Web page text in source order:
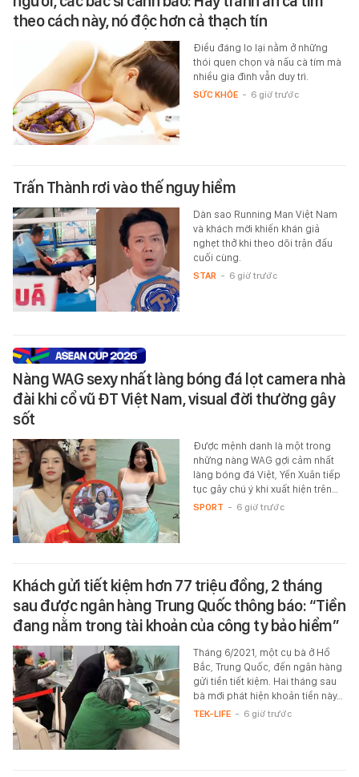
theo cách này, nó độc hơn cả thạch tín
Điều đáng lo lại nằm ở những
thói quen chọn và nấu cà tím mà
nhiều gia đình vẫn duy trì.
SỨC KHỎE - 6 giờ trước
Trấn Thành rơi vào thế nguy hiểm
Dàn sao Running Man Việt Nam
và khách mời khiến khán giả
nghẹt thở khi theo dõi trận đấu
cuối cùng.
STAR - 6 giờ trước
Nàng WAG sexy nhất làng bóng đá lọt camera nhà
đài khi cổ vũ ĐT Việt Nam, visual đời thường gây
sốt
Được mệnh danh là một trong
những nàng WAG gợi cảm nhất
làng bóng đá Việt, Yến Xuân tiếp
tục gây chú ý khi xuất hiện trên…
SPORT - 6 giờ trước
Khách gửi tiết kiệm hơn 77 triệu đồng, 2 tháng
sau được ngân hàng Trung Quốc thông báo: “Tiền
đang nằm trong tài khoản của công ty bảo hiểm”
Tháng 6/2021, một cụ bà ở Hồ
Bắc, Trung Quốc, đến ngân hàng
gửi tiền tiết kiệm. Hai tháng sau
bà mới phát hiện khoản tiền này…
TEK-LIFE - 6 giờ trước